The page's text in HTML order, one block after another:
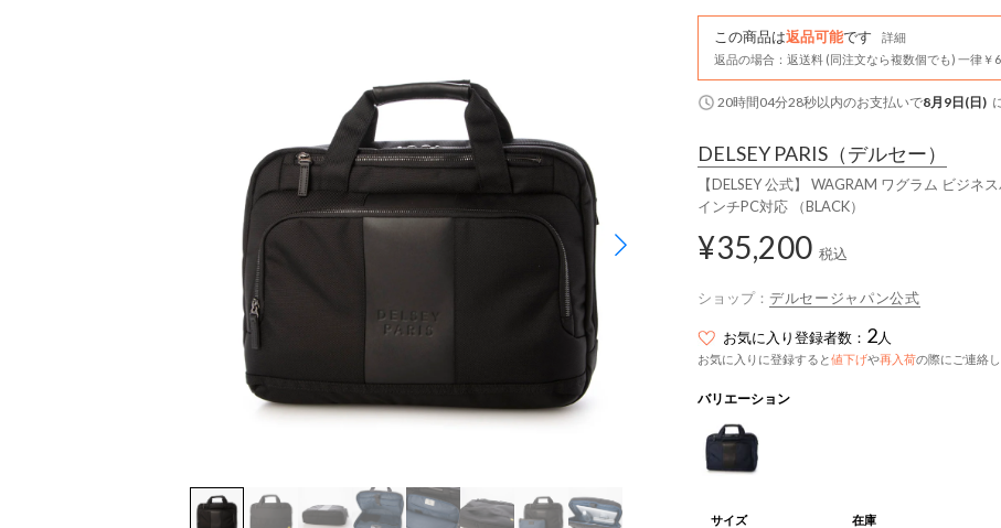
この商品は返品可能です
詳細
返品の場合：返送料 (同注文なら複数個でも) 一律￥
20時間04分28秒以内のお支払いで8月9日(日)
DELSEY PARIS （デルセー）
【DELSEY 公式】 WAGRAM ワグラム ビジネ
インチPC対応 （BLACK）
¥35,200 税込
ショップ： デルセージャパン公式
お気に入り登録者数： 2人
お気に入りに登録すると値下げや再入荷の際にご連絡
バリエーション
サイズ 在庫